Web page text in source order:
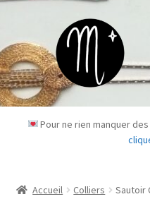
à
la
navigation
au
contenu
Accueil
Pour ne rien manquer des
Accueil Colliers Sautoir